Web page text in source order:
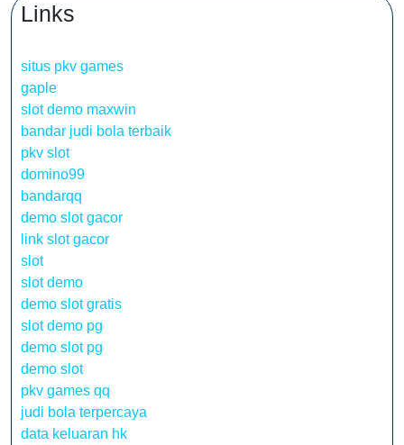
Links
situs pkv games
gaple
slot demo maxwin
bandar judi bola terbaik
pkv slot
domino99
bandarqq
demo slot gacor
link slot gacor
slot
slot demo
demo slot gratis
slot demo pg
demo slot pg
demo slot
pkv games qq
judi bola terpercaya
data keluaran hk